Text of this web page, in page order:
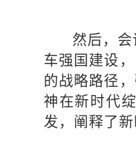
然后，
车强国建设
的战略路径
神在新时代
发，阐释了